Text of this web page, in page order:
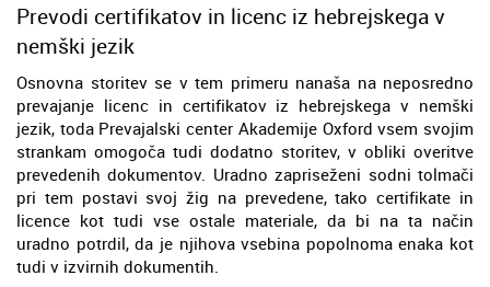
Prevodi certifikatov in licenc iz hebrejskega v
nemški jezik
Osnovna storitev se v tem primeru nanaša na neposredno
prevajanje licenc in certifikatov iz hebrejskega v nemški
jezik, toda Prevajalski center Akademije Oxford vsem svojim
strankam omogoča tudi dodatno storitev, v obliki overitve
prevedenih dokumentov. Uradno zapriseženi sodni tolmači
pri tem postavi svoj žig na prevedene, tako certifikate in
licence kot tudi vse ostale materiale, da bi na ta način
uradno potrdil, da je njihova vsebina popolnoma enaka kot
tudi v izvirnih dokumentih.